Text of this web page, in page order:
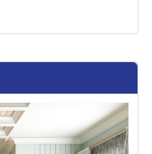
4 TẦNG